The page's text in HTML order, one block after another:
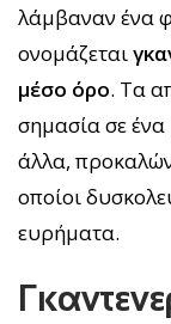
λάμβαναν ένα
ονομάζεται
μέσο όρο. Τα
σημασία σε
άλλα,
οποίοι
ευρήματα.